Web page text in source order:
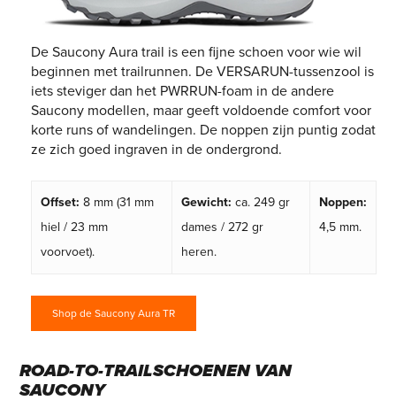
De Saucony Aura trail is een fijne schoen voor wie wil
beginnen met trailrunnen. De VERSARUN-tussenzool is
iets steviger dan het PWRRUN-foam in de andere
Saucony modellen, maar geeft voldoende comfort voor
korte runs of wandelingen. De noppen zijn puntig zodat
ze zich goed ingraven in de ondergrond.
Offset: 8 mm (31 mm
hiel / 23 mm
voorvoet).
Gewicht: ca. 249 gr
dames / 272 gr
heren.
Noppen:
4,5 mm.
Shop de Saucony Aura TR
ROAD-TO-TRAILSCHOENEN VAN
SAUCONY